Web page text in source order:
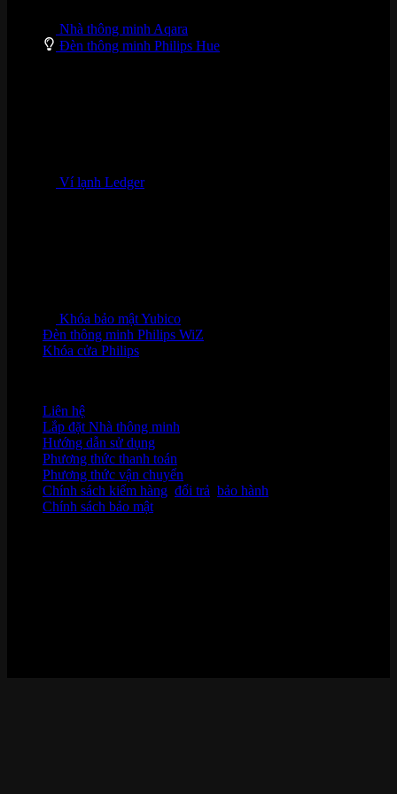
Nhà thông minh Aqara
Đèn thông minh Philips Hue
Ví lạnh Ledger
Khóa bảo mật Yubico
Đèn thông minh Philips WiZ
Khóa cửa Philips
Liên hệ
Lắp đặt Nhà thông minh
Hướng dẫn sử dụng
Phương thức thanh toán
Phương thức vận chuyển
Chính sách kiểm hàng đổi trả bảo hành
Chính sách bảo mật